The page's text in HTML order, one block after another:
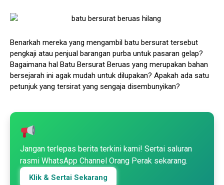
Benarkah mereka yang mengambil batu bersurat tersebut
pengkaji atau penjual barangan purba untuk pasaran gelap?
Bagaimana hal Batu Bersurat Beruas yang merupakan bahan
bersejarah ini agak mudah untuk dilupakan? Apakah ada satu
petunjuk yang tersirat yang sengaja disembunyikan?
Jangan terlepas berita terkini kami! Sertai saluran
rasmi WhatsApp Channel Orang Perak sekarang.
Klik & Sertai Sekarang